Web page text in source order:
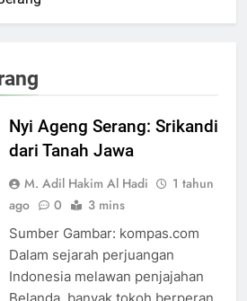
Nyi Ageng Serang: Srikandi
dari Tanah Jawa
M. Adil Hakim Al Hadi
1 tahun
ago
0 3 mins
Sumber Gambar: kompas.com
Dalam sejarah perjuangan
Indonesia melawan penjajahan